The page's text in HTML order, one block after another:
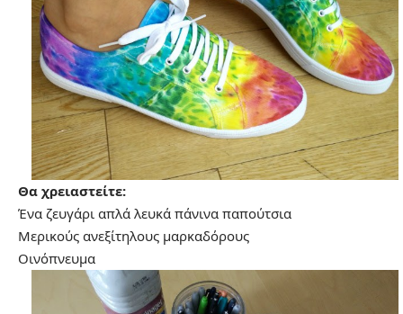
Θα χρειαστείτε:
Ένα ζευγάρι απλά λευκά πάνινα παπούτσια
Μερικούς ανεξίτηλους μαρκαδόρους
Οινόπνευμα